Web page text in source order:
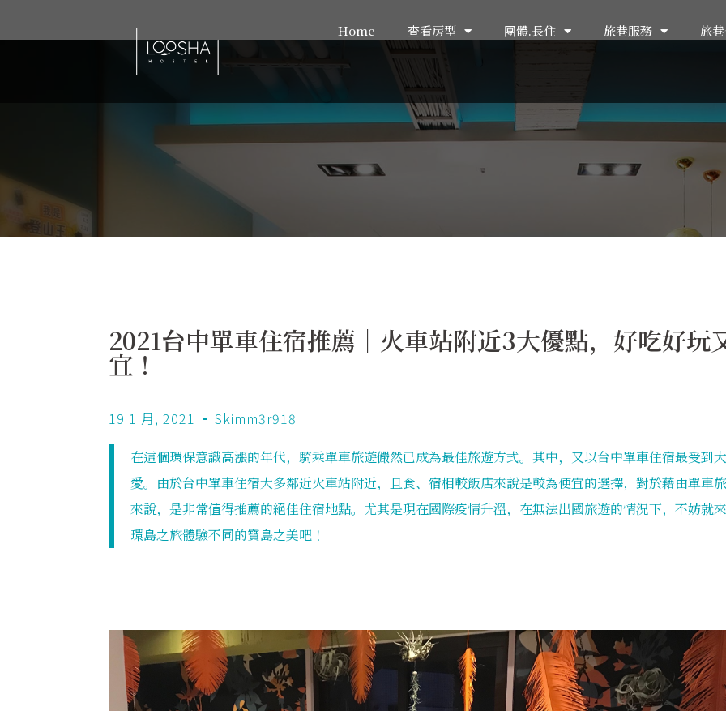
Home 查看房型 團體.長住 旅巷服務 旅
2021台中單車住宿推薦｜火車站附近3大優點，好吃好玩
宜！
19 1 月, 2021 Skimm3r918
在這個環保意識高漲的年代，騎乘單車旅遊儼然已成為最佳旅遊方式。其中，又以台中單車住宿最受到
愛。由於台中單車住宿大多鄰近火車站附近，且食、宿相較飯店來說是較為便宜的選擇，對於藉由單車
來說，是非常值得推薦的絕佳住宿地點。尤其是現在國際疫情升溫，在無法出國旅遊的情況下，不妨就
環島之旅體驗不同的寶島之美吧！